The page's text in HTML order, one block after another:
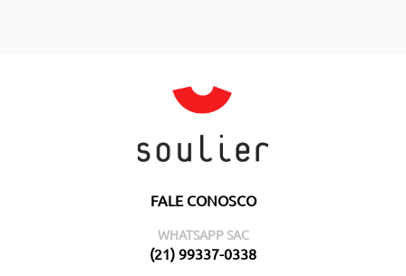
FALE CONOSCO
WHATSAPP SAC
(21) 99337-0338